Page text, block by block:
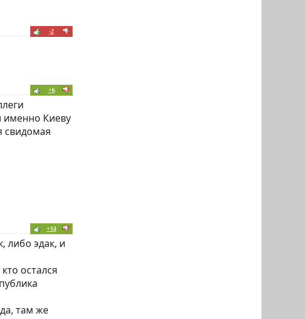
-2
+6
именно Киеву
свидомая
+14
либо эдак, и
остался
там же